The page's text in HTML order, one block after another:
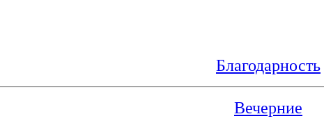
Благодарность
Вечерние